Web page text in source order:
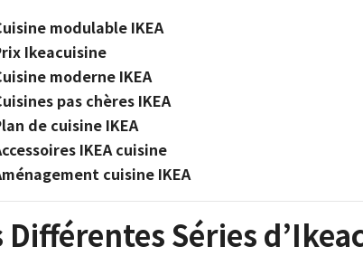
modulable IKEA
Ikeacuisine
moderne IKEA
pas chères IKEA
de cuisine IKEA
IKEA cuisine
cuisine IKEA
Différentes Séries